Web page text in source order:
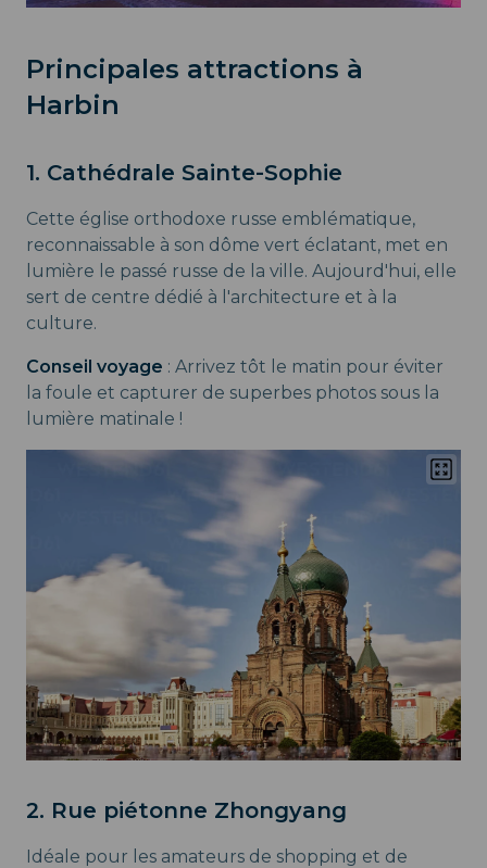
Principales attractions à
Harbin
1. Cathédrale Sainte-Sophie
Cette église orthodoxe russe emblématique,
reconnaissable à son dôme vert éclatant, met en
lumière le passé russe de la ville. Aujourd'hui, elle
sert de centre dédié à l'architecture et à la
culture.
Conseil voyage : Arrivez tôt le matin pour éviter
la foule et capturer de superbes photos sous la
lumière matinale !
2. Rue piétonne Zhongyang
Idéale pour les amateurs de shopping et de